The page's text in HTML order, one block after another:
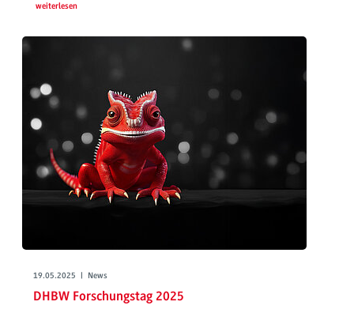
weiterlesen
19.05.2025 | News
DHBW Forschungstag 2025